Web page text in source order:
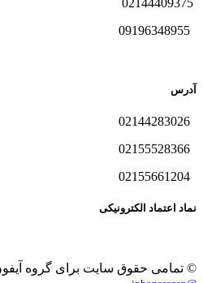
آدرس
نماد اعتماد الکترونیکی
© تمامی حقوق سایت برای گروه